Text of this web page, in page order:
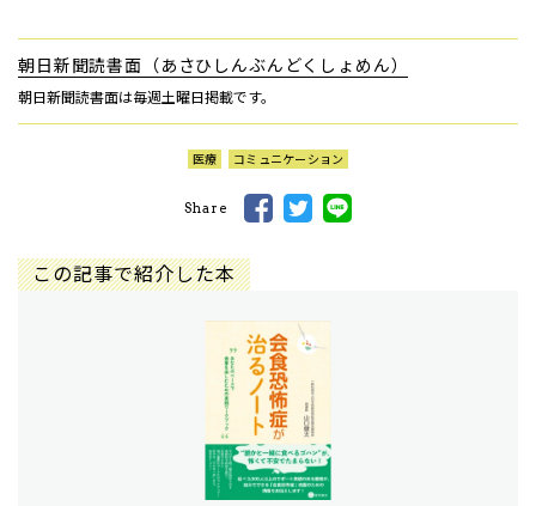
朝日新聞読書面（あさひしんぶんどくしょめん）
朝日新聞読書面は毎週土曜日掲載です。
医療 コミュニケーション
Share
この記事で紹介した本